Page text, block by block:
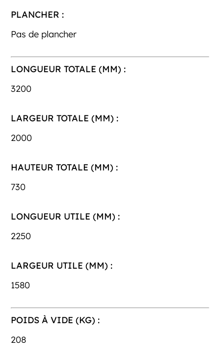
PLANCHER :
Pas de plancher
LONGUEUR TOTALE (MM) :
3200
LARGEUR TOTALE (MM) :
2000
HAUTEUR TOTALE (MM) :
730
LONGUEUR UTILE (MM) :
2250
LARGEUR UTILE (MM) :
1580
POIDS À VIDE (KG) :
208